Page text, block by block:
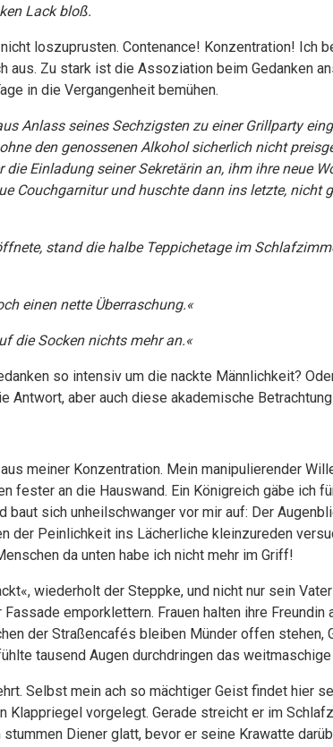
Lack bloß.
loszuprusten. Contenance! Konzentration! Ich
aus. Zu stark ist die Assoziation beim Gedanken
in die Vergangenheit bemühen.
Anlass seines Sechzigsten zu einer Grillparty
den genossenen Alkohol sicherlich nicht
die Einladung seiner Sekretärin an, ihm ihre neue
Couchgarnitur und huschte dann ins letzte, nicht
stand die halbe Teppichetage im
einen nette Überraschung.«
die Socken nichts mehr an.«
so intensiv um die nackte Männlichkeit?
Antwort, aber auch diese akademische
meiner Konzentration. Mein manipulierender
fester an die Hauswand. Ein Königreich gäbe ich
baut sich unheilschwanger vor mir auf: Der
der Peinlichkeit ins Lächerliche kleinzureden
da unten habe ich nicht mehr im Griff!
wiederholt der Steppke, und nicht nur sein
emporklettern. Frauen halten ihre Freundin
der Straßencafés bleiben Münder offen stehen,
tausend Augen durchdringen das
Selbst mein ach so mächtiger Geist findet hier
Klappriegel vorgelegt. Gerade streicht er im
Diener glatt, bevor er seine Krawatte